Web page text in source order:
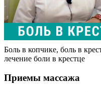
Боль в копчике, боль в
лечение боли в крестце
Приемы массажа